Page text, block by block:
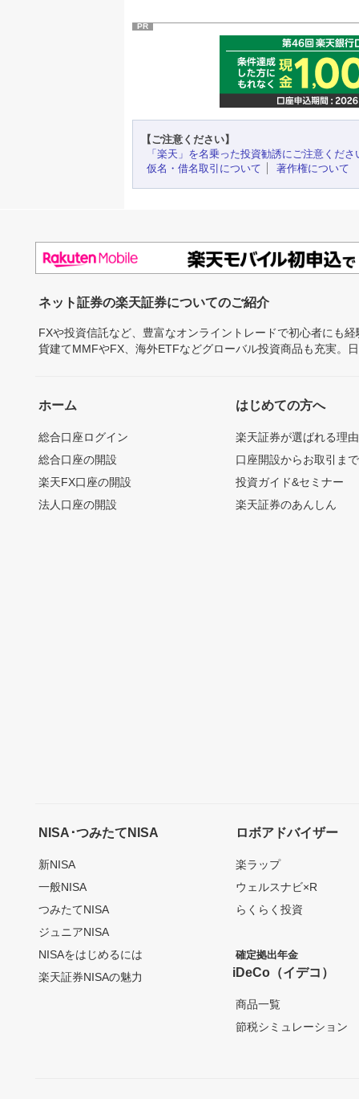
PR
【ご注意ください】
「楽天」を名乗った投資勧誘にご注意くださ
仮名・借名取引について
著作権について
ネット証券の楽天証券についてのご紹介
FXや投資信託など、豊富なオンライントレードで初心者にも
貨建てMMFやFX、海外ETFなどグローバル投資商品も充実。
ホーム
総合口座ログイン
総合口座の開設
楽天FX口座の開設
法人口座の開設
はじめての方へ
楽天証券が選ばれる理由
口座開設からお取引ま
投資ガイド&セミナー
楽天証券のあんしん
NISA･つみたてNISA
新NISA
一般NISA
つみたてNISA
ジュニアNISA
NISAをはじめるには
楽天証券NISAの魅力
ロボアドバイザー
楽ラップ
ウェルスナビ×R
らくらく投資
確定拠出年金
iDeCo（イデコ）
商品一覧
節税シミュレーション